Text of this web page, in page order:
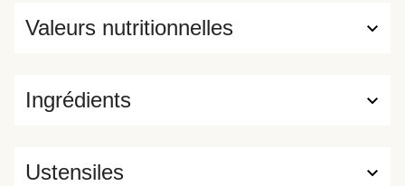
Ingrédients
Valeurs nutritionnelles
Ustensiles